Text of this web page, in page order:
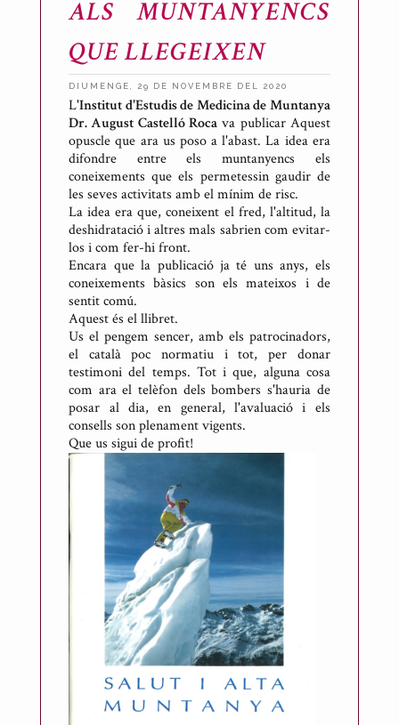
ALS MUNTANYENCS
QUE LLEGEIXEN
DIUMENGE, 29 DE NOVEMBRE DEL 2020
P
u
b
l
i
c
a
t
p
e
r
A
n
t
o
n
i
c
r
L'Institut d'Estudis de Medicina de Muntanya
Dr. August Castelló Roca va publicar Aquest
opuscle que ara us poso a l'abast. La idea era
difondre entre els muntanyencs els
coneixements que els permetessin gaudir de
les seves activitats amb el mínim de risc.
La idea era que, coneixent el fred, l'altitud, la
deshidratació i altres mals sabrien com evitar-
los i com fer-hi front.
Encara que la publicació ja té uns anys, els
coneixements bàsics son els mateixos i de
sentit comú.
Aquest és el llibret.
Us el pengem sencer, amb els patrocinadors,
el català poc normatiu i tot, per donar
testimoni del temps. Tot i que, alguna cosa
com ara el telèfon dels bombers s'hauria de
posar al dia, en general, l'avaluació i els
consells son plenament vigents.
Que us sigui de profit!